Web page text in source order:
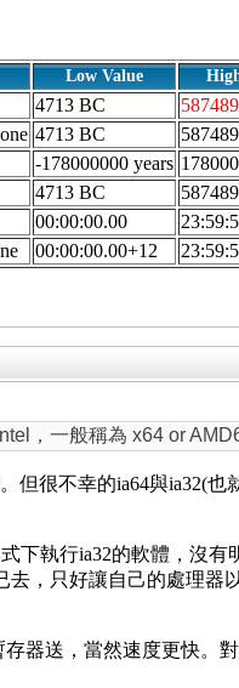
Low Value
4713 BC
4713 BC
-178000000 years
4713 BC
00:00:00.00
00:00:00.00+12
，一般稱為 x64 or
但很不幸的ia64與ia32(
執行ia32的軟體，沒
，只好讓自己的處理
器送，當然速度更快。